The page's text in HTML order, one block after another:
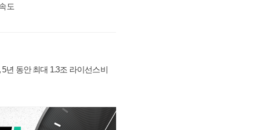
도
년 동안 최대 1.3조 라이선스비